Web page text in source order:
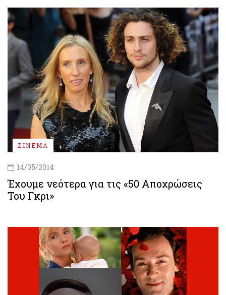
ΣΙΝΕΜΑ
14/05/2014
Έχουμε νεότερα για τις «50 Αποχρώσεις
Του Γκρι»